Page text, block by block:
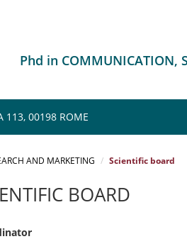
Phd in COMMUNICATION,
113, 00198 ROME
AND MARKETING Scientific board
BOARD